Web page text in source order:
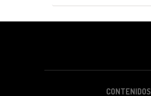
CONTENIDOS